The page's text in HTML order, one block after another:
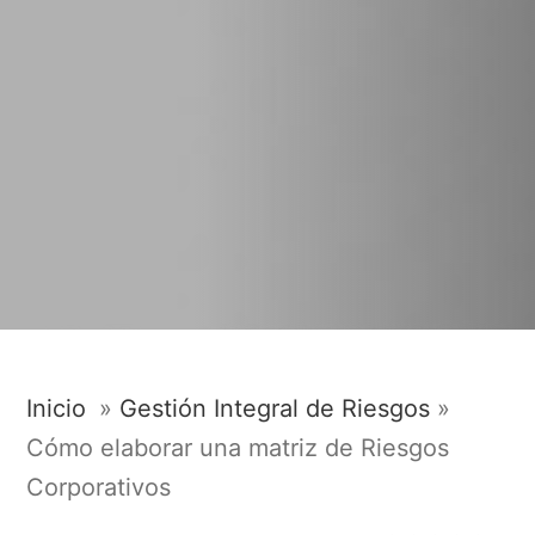
Inicio » Gestión Integral de Riesgos »
Cómo elaborar una matriz de Riesgos
Corporativos